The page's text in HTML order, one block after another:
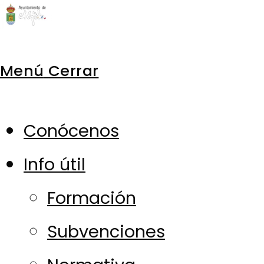
Ir
contenido
Menú Cerrar
Conócenos
Info útil
Formación
Subvenciones